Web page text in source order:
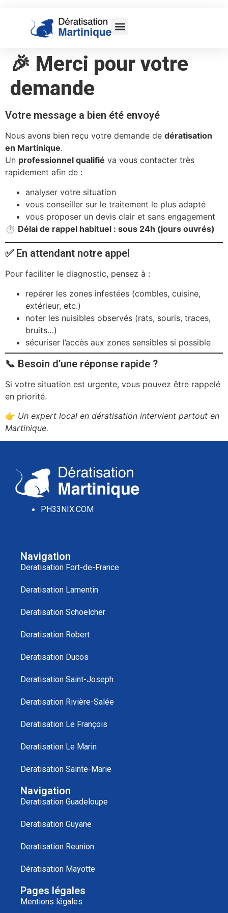
🎉 Merci pour votre
demande
Votre message a bien été envoyé
Nous avons bien reçu votre demande de dératisation
en Martinique.
Un professionnel qualifié va vous contacter très
rapidement afin de :
analyser votre situation
vous conseiller sur le traitement le plus adapté
vous proposer un devis clair et sans engagement
⏱️ Délai de rappel habituel : sous 24h (jours ouvrés)
✅ En attendant notre appel
Pour faciliter le diagnostic, pensez à :
repérer les zones infestées (combles, cuisine,
extérieur, etc.)
noter les nuisibles observés (rats, souris, traces,
bruits…)
sécuriser l’accès aux zones sensibles si possible
📞 Besoin d’une réponse rapide ?
Si votre situation est urgente, vous pouvez être rappelé
en priorité.
👉 Un expert local en dératisation intervient partout en
Martinique.
PH33NIX.COM
Navigation
Deratisation Fort-de-France
Deratisation Lamentin
Deratisation Schoelcher
Deratisation Robert
Deratisation Ducos
Deratisation Saint-Joseph
Deratisation Rivière-Salée
Deratisation Le François
Deratisation Le Marin
Deratisation Sainte-Marie
Navigation
Deratisation Guadeloupe
Deratisation Guyane
Deratisation Reunion
Dératisation Mayotte
Pages légales
Mentions légales